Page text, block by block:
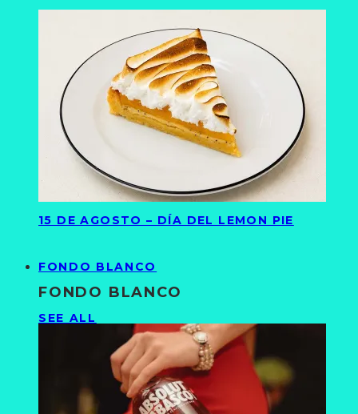
15 DE AGOSTO – DÍA DEL LEMON PIE
FONDO BLANCO
FONDO BLANCO
SEE ALL